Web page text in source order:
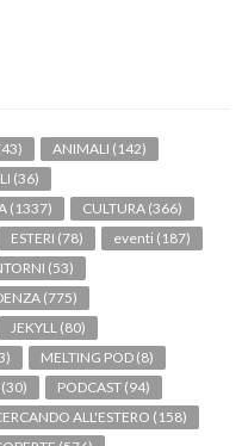
ANIMALI (142)
(36)
(1337) CULTURA (366)
ESTERI (78) eventi (187)
(53)
(775)
JEKYLL (80)
MELTING POD (8)
(30) PODCAST (94)
ALL'ESTERO (158)